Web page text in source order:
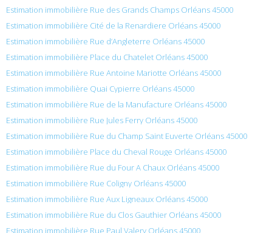
Estimation immobilière Rue des Grands Champs Orléans 45000
Estimation immobilière Cité de la Renardiere Orléans 45000
Estimation immobilière Rue d’Angleterre Orléans 45000
Estimation immobilière Place du Chatelet Orléans 45000
Estimation immobilière Rue Antoine Mariotte Orléans 45000
Estimation immobilière Quai Cypierre Orléans 45000
Estimation immobilière Rue de la Manufacture Orléans 45000
Estimation immobilière Rue Jules Ferry Orléans 45000
Estimation immobilière Rue du Champ Saint Euverte Orléans 45000
Estimation immobilière Place du Cheval Rouge Orléans 45000
Estimation immobilière Rue du Four A Chaux Orléans 45000
Estimation immobilière Rue Coligny Orléans 45000
Estimation immobilière Rue Aux Ligneaux Orléans 45000
Estimation immobilière Rue du Clos Gauthier Orléans 45000
Estimation immobilière Rue Paul Valery Orléans 45000